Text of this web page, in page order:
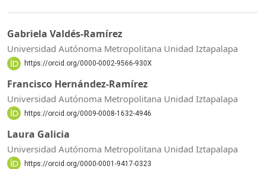
Gabriela Valdés-Ramírez
Universidad Autónoma Metropolitana Unidad Iztapalapa
https://orcid.org/0000-0002-9566-930X
Francisco Hernández-Ramírez
Universidad Autónoma Metropolitana Unidad Iztapalapa
https://orcid.org/0009-0008-1632-4946
Laura Galicia
Universidad Autónoma Metropolitana Unidad Iztapalapa
https://orcid.org/0000-0001-9417-0323